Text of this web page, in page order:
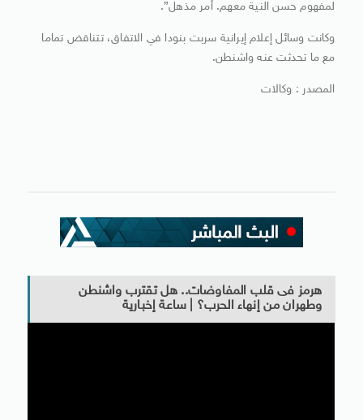
لمفهوم حسن النية معهم. أمر مذهل”.
وكانت وسائل إعلام إيرانية سربت بنودا في الاتفاق، تتناقض تماما
مع ما تحدثت عنه واشنطن.
المصدر : وكالات
هرمز فى قلب المفاوضات.. هل تقترب واشنطن
وطهران من إنهاء الحرب؟ | ساعة إخبارية